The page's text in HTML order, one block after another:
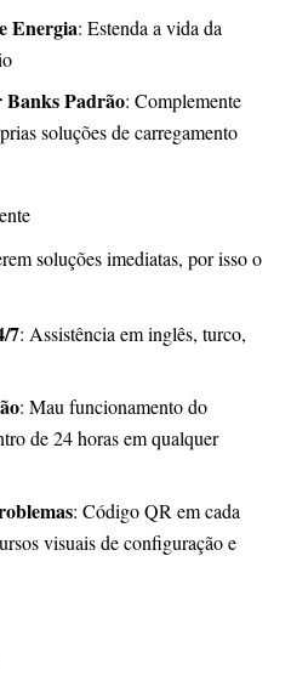
Energia: Estenda a vida da
Banks Padrão: Complemente
soluções de carregamento
soluções imediatas, por isso o
7: Assistência em inglês, turco,
: Mau funcionamento do
de 24 horas em qualquer
: Código QR em cada
visuais de configuração e